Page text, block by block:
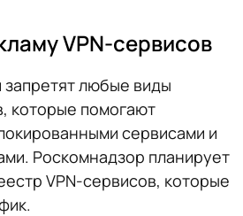
VPN-сервисов
запретят любые виды
которые помогают
сервисами и
Роскомнадзор планирует
VPN-сервисов, которые